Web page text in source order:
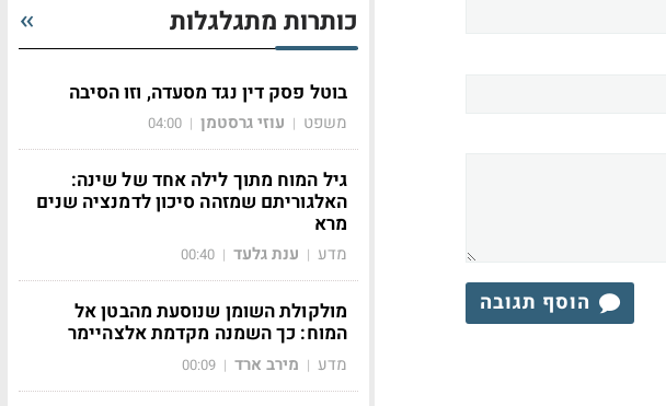
הוסף תגובה
כותרות מתגלגלות
בוטל פסק דין נגד מסעדה, וזו הסיבה
משפט | עוזי גרסטמן |
04:00
גיל המוח מתוך לילה אחד של שינה:
האלגוריתם שמזהה סיכון לדמנציה שנים
מרא
מדע | ענת גלעד |
00:40
מולקולת השומן שנוסעת מהבטן אל
המוח: כך השמנה מקדמת אלצהיימר
מדע | מירב ארד |
00:09